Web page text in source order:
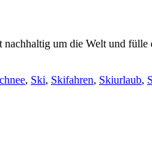
um die Welt und fülle
, Ski, Skifahren, Skiurlaub,